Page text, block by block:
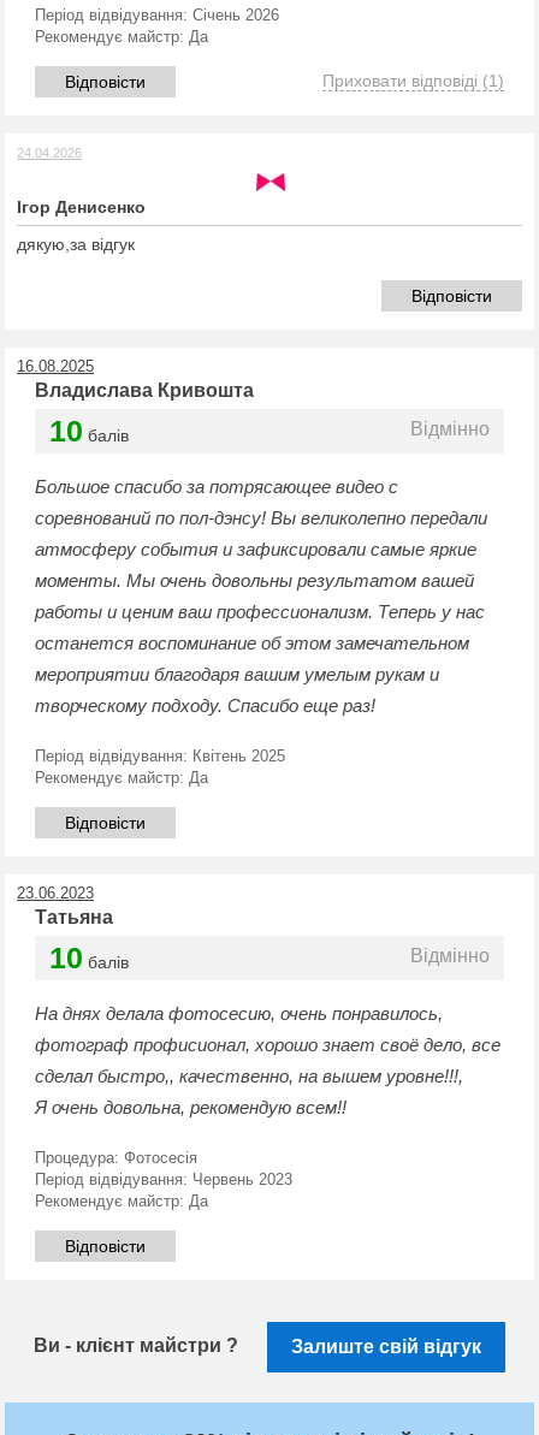
Період відвідування: Січень 2026
Рекомендує майстр: Да
Відповісти Приховати відповіді (1)
24.04.2026
Ігор Денисенко
дякую,за відгук
Відповісти
16.08.2025
Владислава Кривошта
10 балів Відмінно
Большое спасибо за потрясающее видео с
соревнований по пол-дэнсу! Вы великолепно передали
атмосферу события и зафиксировали самые яркие
моменты. Мы очень довольны результатом вашей
работы и ценим ваш профессионализм. Теперь у нас
останется воспоминание об этом замечательном
мероприятии благодаря вашим умелым рукам и
творческому подходу. Спасибо еще раз!
Період відвідування: Квітень 2025
Рекомендує майстр: Да
Відповісти
23.06.2023
Татьяна
10 балів Відмінно
На днях делала фотосесию, очень понравилось,
фотограф профисионал, хорошо знает своё дело, все
сделал быстро,, качественно, на вышем уровне!!!,
Я очень довольна, рекомендую всем!!
Процедура: Фотосесія
Період відвідування: Червень 2023
Рекомендує майстр: Да
Відповісти
Ви - клієнт майстри ? Залиште свій відгук